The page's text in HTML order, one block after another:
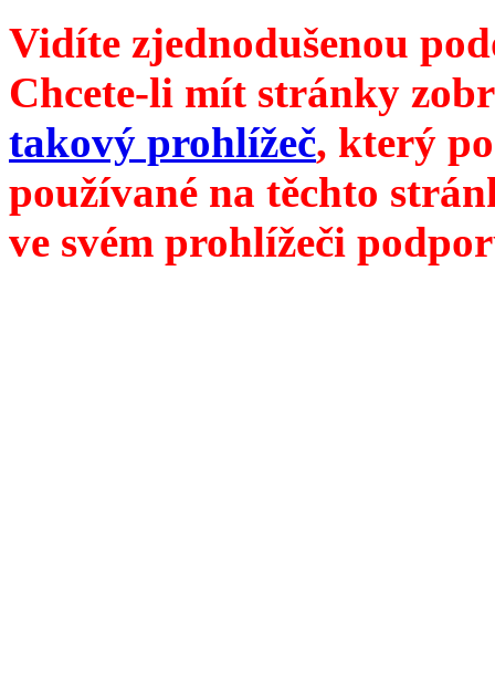
Vidíte zjednodušenou
Chcete-li mít stránky
takový prohlížeč, který
používané na těchto
ve svém prohlížeči